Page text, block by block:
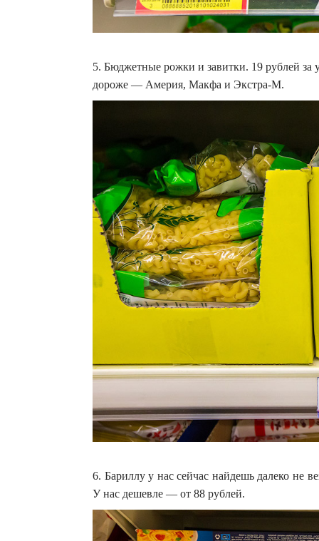
5. Бюджетные рожки и завитки. 19 рублей за
дороже — Америя, Макфа и Экстра-М.
6. Бариллу у нас сейчас найдешь далеко не
У нас дешевле — от 88 рублей.